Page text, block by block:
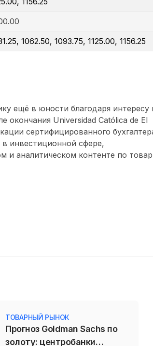
1062.50, 1093.75, 1125.00, 1156.25
ещё в юности благодаря интересу
окончания Universidad Católica de El
сертифицированного
в инвестиционной сфере,
и аналитическом контенте по
ТОВАРНЫЙ РЫНОК
Прогноз Goldman Sachs по
золоту: центробанки